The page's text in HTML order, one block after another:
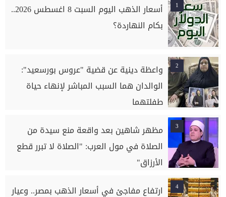
1
أسعار الذهب اليوم السبت 8 اغسطس 2026..
بكام النهاردة؟
2
واعظة دينية عن قضية "عروس بورسعيد":
الوالدان هما السبب المباشر لإنهاء حياة
طفلتهما
3
مظهر شاهين بعد واقعة منع سيدة من
الصلاة في مول العرب: "الصلاة لا تبرر قطع
الأرزاق"
4
ارتفاع مفاجئ في أسعار الذهب بمصر.. وعيار